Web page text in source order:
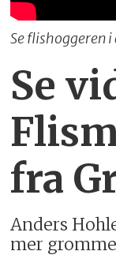
Se flishoggeren i
Se
fra
Anders
mer